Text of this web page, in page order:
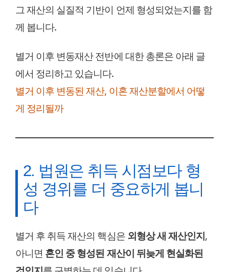
그 재산의 실질적 기반이 언제 형성되었는지를 함
께 봅니다.
별거 이후 변동재산 전반에 대한 총론은 아래 글
에서 정리하고 있습니다.
별거 이후 변동된 재산, 이혼 재산분할에서 어떻
게 정리될까
2. 법원은 취득 시점보다 형
성 경위를 더 중요하게 봅니
다
별거 후 취득 재산의 핵심은외형상 새 재산인지,
아니면 혼인 중 형성된 재산이 뒤늦게 현실화된